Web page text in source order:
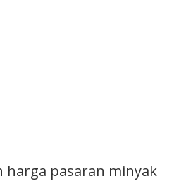
harga pasaran minyak